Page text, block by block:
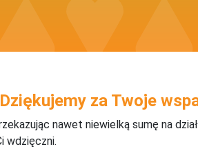
Dziękujemy za Twoje
nawet niewielką sumę na
wdzięczni.